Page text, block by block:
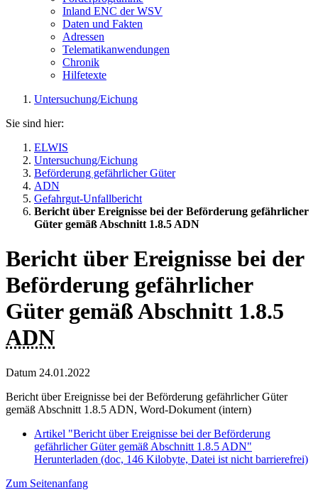
Inland ENC der WSV
Daten und Fakten
Adressen
Telematikanwendungen
Chronik
Hilfetexte
Untersuchung/Eichung
Sie sind hier:
ELWIS
Untersuchung/Eichung
Beförderung gefährlicher Güter
ADN
Gefahrgut-Unfallbericht
Bericht über Ereignisse bei der Beförderung gefährlicher
Güter gemäß Abschnitt 1.8.5 ADN
Bericht über Ereignisse bei der
Beförderung gefährlicher
Güter gemäß Abschnitt 1.8.5
ADN
Datum 24.01.2022
Bericht über Ereignisse bei der Beförderung gefährlicher Güter
gemäß Abschnitt 1.8.5 ADN, Word-Dokument (intern)
Artikel "Bericht über Ereignisse bei der Beförderung
gefährlicher Güter gemäß Abschnitt 1.8.5 ADN"
Herunterladen (doc, 146 Kilobyte, Datei ist nicht barrierefrei)
Zum Seitenanfang